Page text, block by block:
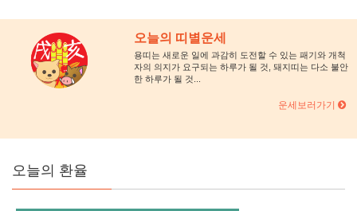
오늘의 띠별운세
용띠는 새로운 일에 과감히 도전할 수 있는 패기와 개척
자의 의지가 요구되는 하루가 될 것, 돼지띠는 다소 불안
한 하루가 될 것...
운세보러가기
오늘의 환율